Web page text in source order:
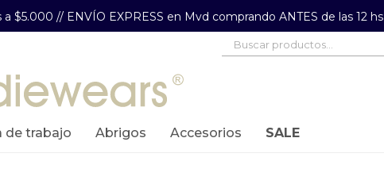
$5.000 // ENVÍO EXPRESS en Mvd comprando ANTES de las 12 hs
de trabajo abrigos accesorios SALE